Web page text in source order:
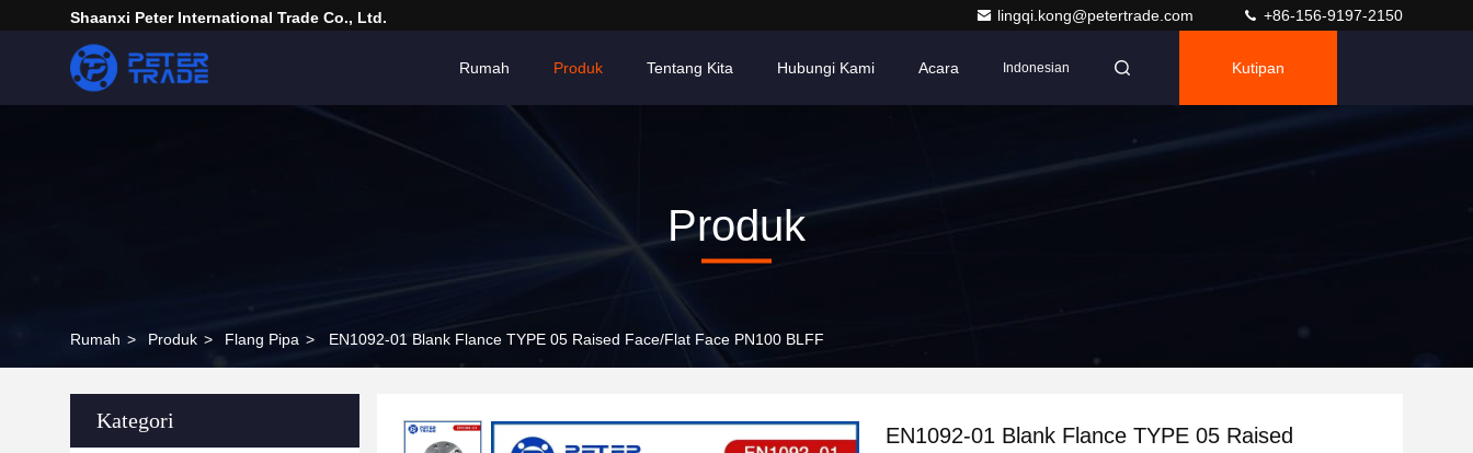
Shaanxi Peter International Trade Co., Ltd. lingqi.kong@petertrade.com +86-156-9197-2150
Rumah Produk Tentang Kita Hubungi Kami Acara Indonesian Kutipan
Produk
Rumah > Produk > Flang Pipa > EN1092-01 Blank Flance TYPE 05 Raised Face/Flat Face PN100 BLFF
Kategori
EN1092-01 Blank Flance TYPE 05 Raised